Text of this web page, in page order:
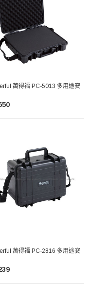
萬得福 PC-5013 多用途安
萬得福 PC-2816 多用途安